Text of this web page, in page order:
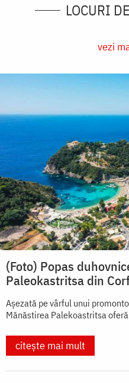
LOCURI
vezi
(Foto) Popas
Paleokastritsa din
Așezată pe vârful unui
Mănăstirea Palekoastritsa oferă
citește mai mult